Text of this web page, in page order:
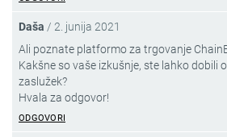
Daša / 2. junija 2021
Ali poznate platformo za trgovanje
Kakšne so vaše izkušnje, ste lahko dobili
zaslužek?
Hvala za odgovor!
ODGOVORI